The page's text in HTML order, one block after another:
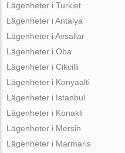
Lägenheter i Turkiet
Lägenheter i Antalya
Lägenheter i Avsallar
Lägenheter i Oba
Lägenheter i Cikcilli
Lägenheter i Konyaalti
Lägenheter i Istanbul
Lägenheter i Konakli
Lägenheter i Mersin
Lägenheter i Marmaris